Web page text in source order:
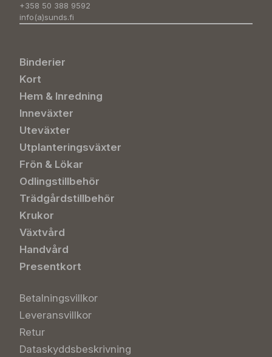
+358 50 388 9592
info(a)sunds.fi
Binderier
Kort
Hem & Inredning
Inneväxter
Uteväxter
Utplanteringsväxter
Frön & Lökar
Odlingstillbehör
Trädgårdstillbehör
Krukor
Växtvård
Handvård
Presentkort
Betalningsvillkor
Leveransvillkor
Retur
Dataskyddsbeskrivning